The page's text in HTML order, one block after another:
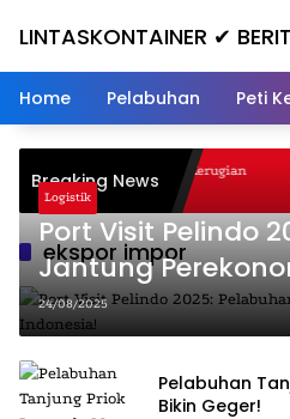
LINTASKONTAINER ✔
KONTAINER TERBARU
Home Pelabuhan Peti
Breaking News
Masuk ke Jurang, Kerugian
ekspor impor
Logistik
Port Visit Pelindo
Jantung
Indonesia!
24/08/2025
Pelabuhan
Bikin Geger!